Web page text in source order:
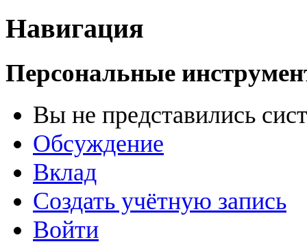
Навигация
Персональные
Вы не представились
Обсуждение
Вклад
Создать учётную запись
Войти